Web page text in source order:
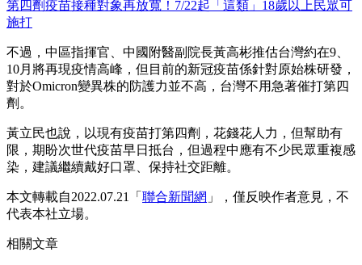
第四劑疫苗接種對象再放寬！7/22起「這類」18歲以上民眾可
施打
不過，中區指揮官、中國附醫副院長黃高彬推估台灣約在9、
10月將再現疫情高峰，但目前的新冠疫苗係針對原始株研發，
對於Omicron變異株的防護力並不高，台灣不用急著催打第四
劑。
黃立民也說，以現有疫苗打第四劑，花錢花人力，但幫助有
限，期盼次世代疫苗早日抵台，但過程中應有不少民眾重複感
染，建議繼續戴好口罩、保持社交距離。
本文轉載自2022.07.21「 聯合新聞網 」，僅反映作者意見，不
代表本社立場。
相關文章